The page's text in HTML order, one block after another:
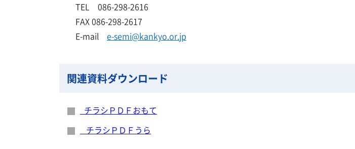
TEL 086-298-2616
FAX 086-298-2617
E-mail e-semi@kankyo.or.jp
関連資料ダウンロード
チラシＰＤＦおもて
チラシＰＤＦうら